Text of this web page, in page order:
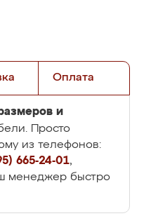
Оплата
и
Просто
из телефонов:
665-24-01,
менеджер быстро